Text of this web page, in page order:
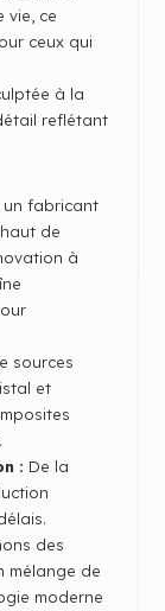
vie, ce
ceux qui
à la
reflétant
un fabricant
de
à
sources
et
: De la
des
mélange de
moderne